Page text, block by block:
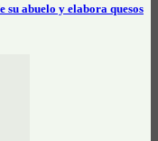
su abuelo y elabora quesos